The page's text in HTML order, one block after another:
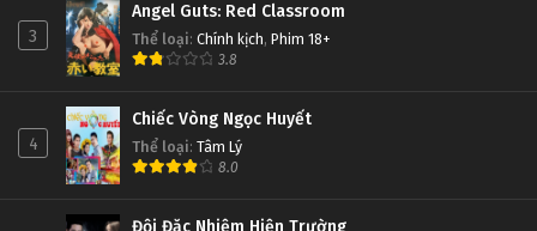
3
Angel Guts: Red Classroom
Thể loại: Chính kịch, Phim 18+
3.8
4
Chiếc Vòng Ngọc Huyết
Thể loại: Tâm Lý
8.0